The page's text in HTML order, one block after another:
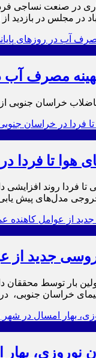
در مجلس در
مصرف آب
خراسان جنوبی از
هوا تا فردا
تا فردا روند
خروجی مدل‌های پیش
جدید از
بار توسط محققان
خراسان جنوبی، در